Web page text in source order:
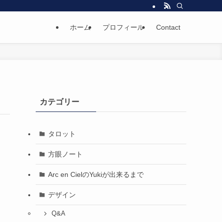
ホーム プロフィール Contact
カテゴリー
タロット
方眼ノート
Arc en CielのYukiが出来るまで
デザイン
Q&A